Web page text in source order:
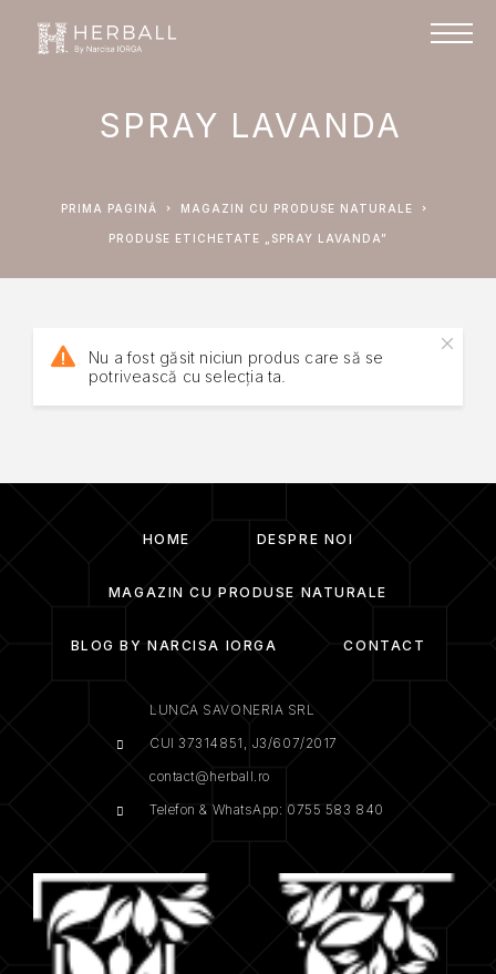
SPRAY LAVANDA
PRIMA PAGINĂ MAGAZIN CU PRODUSE NATURALE
PRODUSE ETICHETATE „SPRAY LAVANDA”
Nu a fost găsit niciun produs care să se
potrivească cu selecția ta.
HOME DESPRE NOI
MAGAZIN CU PRODUSE NATURALE
BLOG BY NARCISA IORGA CONTACT
LUNCA SAVONERIA SRL
CUI 37314851, J3/607/2017
contact@herball.ro
Telefon & WhatsApp: 0755 583 840